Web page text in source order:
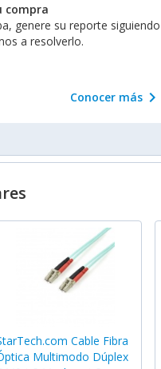
compra
genere su reporte siguiendo
a resolverlo.
Conocer máschevron_right
Cable Fibra
Multimodo Dúplex